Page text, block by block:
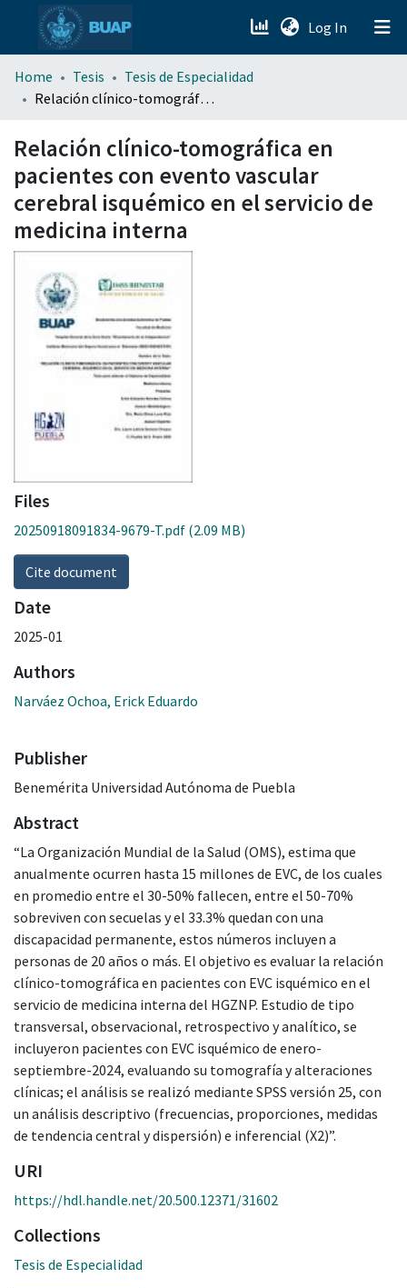
Log In (current)
menu.section.about_menu
Home Tesis
Tesis de Especialidad
Relación clínico-tomográfica en pacientes con evento vascular cerebral isquémico en el servicio de medicina interna
Relación clínico-tomográfica en
pacientes con evento vascular
cerebral isquémico en el servicio de
medicina interna
Files
20250918091834-9679-T.pdf (2.09 MB)
Cite document
Date
2025-01
Authors
Narváez Ochoa, Erick Eduardo
Publisher
Benemérita Universidad Autónoma de Puebla
Abstract
“La Organización Mundial de la Salud (OMS), estima que
anualmente ocurren hasta 15 millones de EVC, de los cuales
en promedio entre el 30-50% fallecen, entre el 50-70%
sobreviven con secuelas y el 33.3% quedan con una
discapacidad permanente, estos números incluyen a
personas de 20 años o más. El objetivo es evaluar la relación
clínico-tomográfica en pacientes con EVC isquémico en el
servicio de medicina interna del HGZNP. Estudio de tipo
transversal, observacional, retrospectivo y analítico, se
incluyeron pacientes con EVC isquémico de enero-
septiembre-2024, evaluando su tomografía y alteraciones
clínicas; el análisis se realizó mediante SPSS versión 25, con
un análisis descriptivo (frecuencias, proporciones, medidas
de tendencia central y dispersión) e inferencial (X2)”.
URI
https://hdl.handle.net/20.500.12371/31602
Collections
Tesis de Especialidad